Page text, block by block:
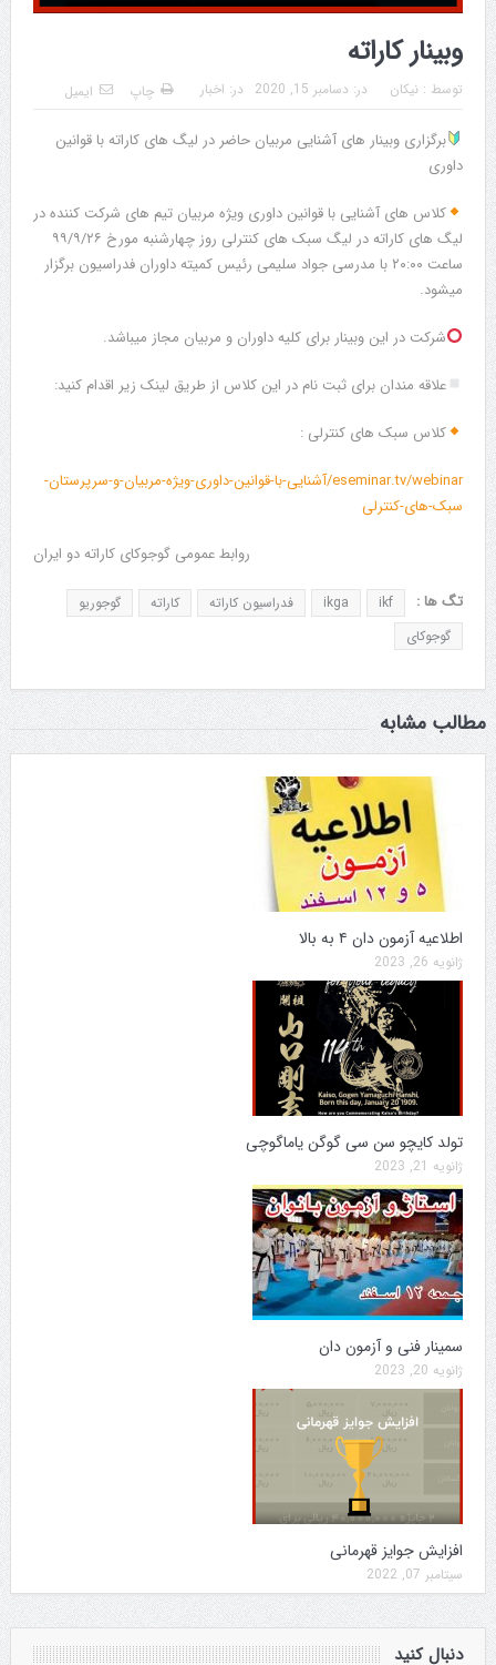
وبینار کاراته
توسط : نیکان در: دسامبر 15, 2020 در: اخبار چاپ ایمیل
برگزاری وبینار های آشنایی مربیان حاضر در لیگ های کاراته با قوانین
داوری
کلاس های آشنایی با قوانین داوری ویژه مربیان تیم های شرکت کننده در
لیگ های کاراته در لیگ سبک های کنترلی روز چهارشنبه مورخ ۹۹/۹/۲۶
ساعت ۲۰:۰۰ با مدرسی جواد سلیمی رئیس کمیته داوران فدراسیون برگزار
میشود.
شرکت در این وبینار برای کلیه داوران و مربیان مجاز میباشد.
علاقه مندان برای ثبت نام در این کلاس از طریق لینک زیر اقدام کنید:
کلاس سبک های کنترلی :
‏eseminar.tv/webinar/آشنایی-با-قوانین-داوری-ویژه-مربیان-و-سرپرستان-
سبک-های-کنترلی
روابط عمومی گوجوکای کاراته دو ایران
تگ ها : ikf
ikga فدراسیون کاراته کاراته
گوجوریو
گوجوکای
مطالب مشابه
اطلاعیه آزمون دان ۴ به بالا
ژانویه 26, 2023
تولد کایچو سن سی گوگن یاماگوچی
ژانویه 21, 2023
سمینار فنی و آزمون دان
ژانویه 20, 2023
افزایش جوایز قهرمانی
سپتامبر 07, 2022
دنبال کنید